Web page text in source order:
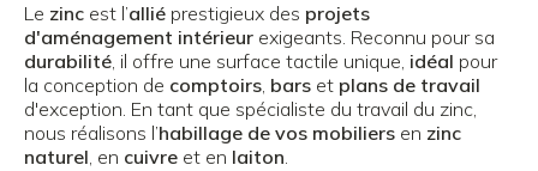
Le zinc est l’allié prestigieux des projets
d'aménagement intérieur exigeants. Reconnu pour sa
durabilité, il offre une surface tactile unique, idéal pour
la conception de comptoirs, bars et plans de travail
d'exception. En tant que spécialiste du travail du zinc,
nous réalisons l’habillage de vos mobiliers en zinc
naturel, en cuivre et en laiton.